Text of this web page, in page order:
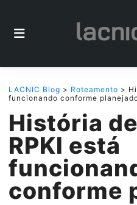
LACNIC Blog > Roteamento >
funcionando conforme
História
RPKI está
conforme